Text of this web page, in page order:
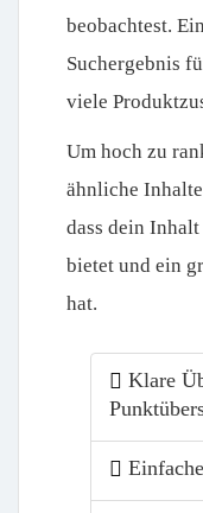
beobachtest.
Suchergebnis
viele
Um hoch zu
ähnliche
dass dein
bietet und ein
hat.
Klare